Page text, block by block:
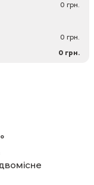
0 грн.
0 грн.
0 грн.